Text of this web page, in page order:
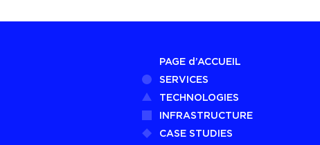
PAGE d’ACCUEIL
SERVICES
TECHNOLOGIES
INFRASTRUCTURE
CASE STUDIES